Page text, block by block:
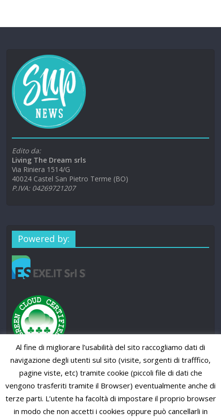
Edito da:
Living The Dream srls
Via Riniera 1514/G
40024 Castel San Pietro Terme (BO)
P.IVA: 04269721207
Powered by:
Al fine di migliorare l’usabilità del sito raccogliamo dati di
navigazione degli utenti sul sito (visite, sorgenti di trafffico,
pagine viste, etc) tramite cookie (piccoli file di dati che
vengono trasferiti tramite il Browser) eventualmente anche di
terze parti. L’utente ha facoltà di impostare il proprio browser
in modo che non accetti i cookies oppure può cancellarli in